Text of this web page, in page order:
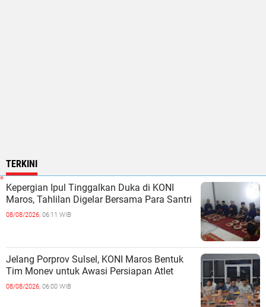
TERKINI
Kepergian Ipul Tinggalkan Duka di KONI
Maros, Tahlilan Digelar Bersama Para Santri
08/08/2026, 06:11 WIB
Jelang Porprov Sulsel, KONI Maros Bentuk
Tim Monev untuk Awasi Persiapan Atlet
08/08/2026, 06:00 WIB